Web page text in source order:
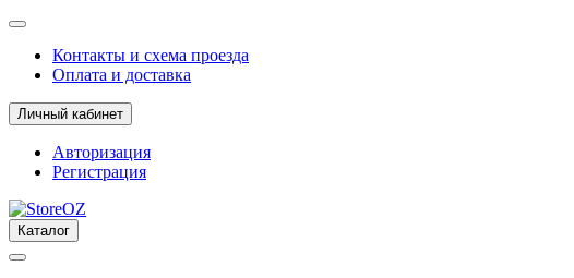
Контакты и схема проезда
Оплата и доставка
Личный кабинет
Авторизация
Регистрация
Каталог